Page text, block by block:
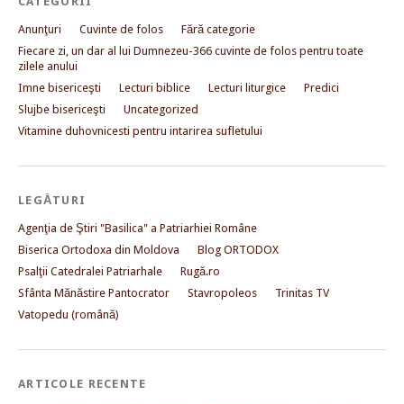
Anunţuri Cuvinte de folos
Fără categorie
Fiecare zi, un dar al lui Dumnezeu-366 cuvinte de folos pentru toate
zilele anului
Imne bisericeşti
Lecturi biblice Lecturi liturgice
Predici
Slujbe bisericeşti
Uncategorized
Vitamine duhovnicesti pentru intarirea sufletului
LEGĂTURI
Agenţia de Ştiri "Basilica" a Patriarhiei Române
Biserica Ortodoxa din Moldova
Blog ORTODOX
Psalţii Catedralei Patriarhale
Rugă.ro
Sfânta Mănăstire Pantocrator
Stavropoleos
Trinitas TV
Vatopedu (română)
ARTICOLE RECENTE